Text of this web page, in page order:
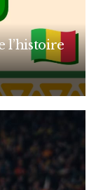
l’histoire